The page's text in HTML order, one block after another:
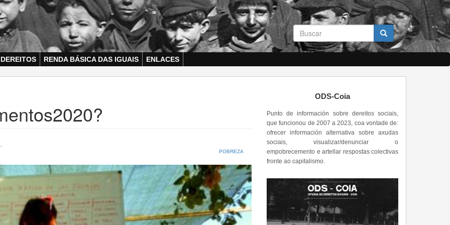
Formulario
de
busca
Buscar
RENDA BÁSICA DAS IGUAIS ENLACES
POBREZA
ODS-Coia
Punto de información sobre dereitos sociais,
que funcionou de 2007 a 2023, coa vontade de:
ofrecer información alternativa sobre axudas
sociais, visualizar/denunciar o
empobrecemento e artellar respostas colectivas
fronte ao capitalismo.